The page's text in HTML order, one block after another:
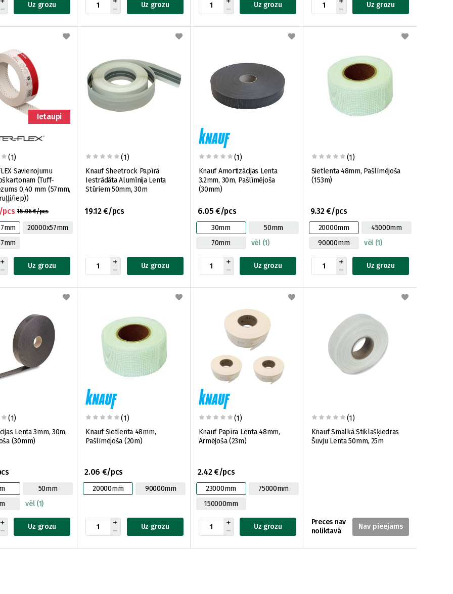
Uz grozu Uz grozu Uz grozu Uz grozu
Ietaupi
(1)
Savienojumu
(Tuff-
0,40 mm (57mm,
iep))
15.06 €/pcs
pcs
20000x57mm
Uz grozu
(1)
Knauf Sheetrock Papīrā
Iestrādāta Alumīnija Lenta
Stūriem 50mm, 30m
19.12 €/pcs
Uz grozu
(1)
Knauf Amortizācijas Lenta
3.2mm, 30m, Pašlīmējoša
(30mm)
6.05 €/pcs
30mm
50mm
70mm
vēl (1)
Uz grozu
(1)
Sietlenta 48mm, Pašlīmējoša
(153m)
9.32 €/pcs
20000mm
45000mm
90000mm
vēl (1)
Uz grozu
(1)
Lenta 3mm, 30m,
(30mm)
50mm
vēl (1)
Uz grozu
(1)
Knauf Sietlenta 48mm,
Pašlīmējoša (20m)
2.06 €/pcs
20000mm 90000mm
Uz grozu
(1)
Knauf Papīra Lenta 48mm,
Armējoša (23m)
2.42 €/pcs
23000mm
75000mm
150000mm
Uz grozu
(1)
Knauf Smalkā Stiklašķiedras
Šuvju Lenta 50mm, 25m
Preces nav
noliktavā